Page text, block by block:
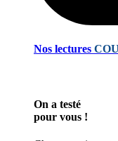
Nos lectures
On a testé
pour vous !